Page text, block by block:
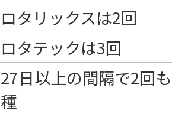
ロタリックスは2回
ロタテックは3回
27日以上の間隔で2回
種